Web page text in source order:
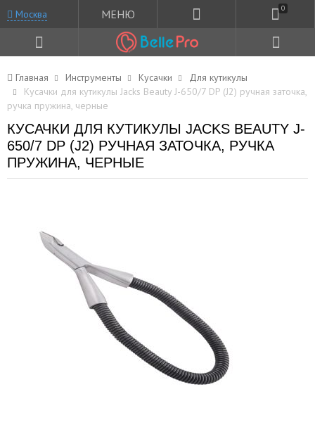
Москва МЕНЮ 0
Главная Инструменты Кусачки
Для кутикулы
Кусачки для кутикулы Jacks Beauty J-650/7 DP (J2) ручная заточка,
ручка пружина, черные
КУСАЧКИ ДЛЯ КУТИКУЛЫ JACKS BEAUTY J-
650/7 DP (J2) РУЧНАЯ ЗАТОЧКА, РУЧКА
ПРУЖИНА, ЧЕРНЫЕ